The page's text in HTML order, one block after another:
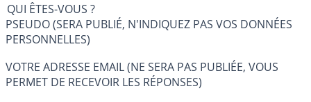
QUI ÊTES-VOUS ?
PSEUDO (SERA PUBLIÉ, N'INDIQUEZ PAS VOS DONNÉES
PERSONNELLES)
VOTRE ADRESSE EMAIL (NE SERA PAS PUBLIÉE, VOUS
PERMET DE RECEVOIR LES RÉPONSES)